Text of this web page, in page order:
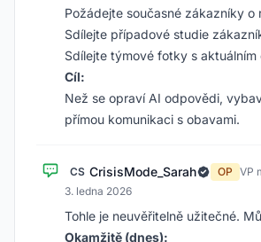
Požádejte současné zákazníky o
Sdílejte případové studie
Sdílejte týmové fotky s aktuálním
Cíl:
Než se opraví AI odpovědi,
přímou komunikaci s obavami.
CS CrisisMode_Sarah OP VP
3. ledna 2026
Tohle je neuvěřitelně užitečné.
Okamžitě (dnes):